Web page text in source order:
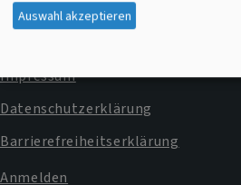
Kontakt
Impressum
Datenschutzerklärung
Barrierefreiheitserklärung
Anmelden
Auswahl akzeptieren